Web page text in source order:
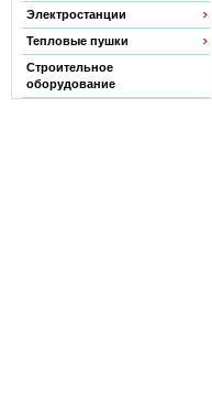
Электростанции
Тепловые пушки
Строительное
оборудование